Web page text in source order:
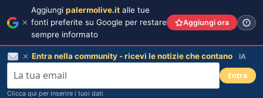
Aggiungi palermolive.it alle tue
fonti preferite su Google per restare
sempre informato
Aggiungi ora
Entra nella community - ricevi le notizie che contano IA
Entra
Clicca qui per inserire i tuoi dati